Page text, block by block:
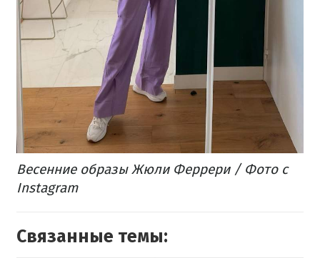
Весенние образы Жюли Феррери / Фото с
Instagram
Связанные темы: